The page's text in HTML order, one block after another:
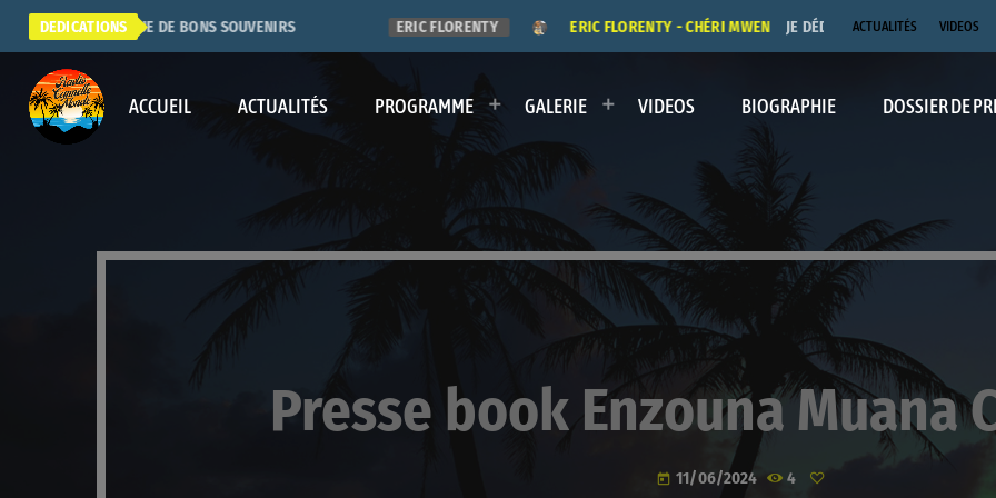
DEDICATIONS
SUPER RADIO. QUE DE BONS SOUVENIRS ERIC FLORENTY ERIC FLORENTY - CHÉRI MWEN JE DÉDICACE LE TITRE "CHÉRI
ACTUALITÉS VIDEOS
ACCUEIL ACTUALITÉS PROGRAMME GALERIE VIDEOS BIOGRAPHIE DOSSIER DE
Presse book Enzouna Muana
today 11/06/2024 4